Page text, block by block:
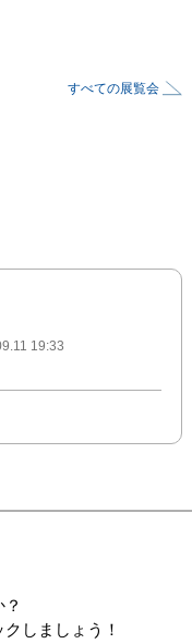
すべての展覧会
19:33
しましょう！